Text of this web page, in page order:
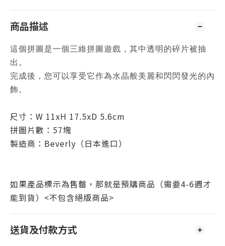
商品描述
這個拼圖是一個三維拼圖遊戲，其中透明的碎片被抽
出。
完成後，您可以享受它作為水晶般美麗和閃閃發光的內
飾。
尺寸：W 11xH 17.5xD 5.6cm
拼圖片數：57塊
製造商：Beverly （日本進口）
如果產品標示為售罄，那就是預購商品（需要4-6週才
能到貨）<不包含絕版商品>
送貨及付款方式